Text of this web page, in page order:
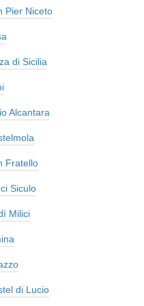
Pier Niceto
di Sicilia
Alcantara
Fratello
Siculo
Milici
di Lucio